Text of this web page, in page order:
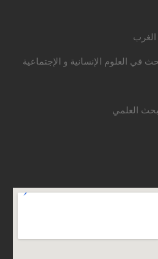
الغرب
في العلوم الإنسانية و الإجتماعية
العلمي